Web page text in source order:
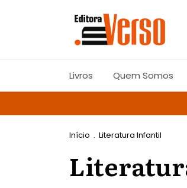
Livros Quem Somos
Início . Literatura Infantil